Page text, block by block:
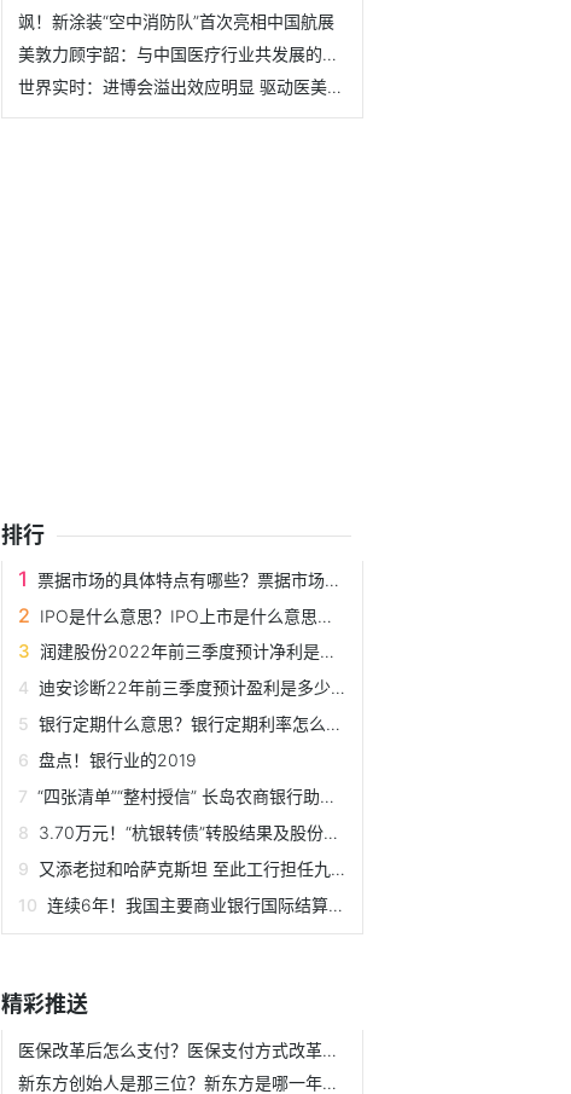
飒！新涂装“空中消防队”首次亮相中国航展
美敦力顾宇韶：与中国医疗行业共发展的决心始终坚定
世界实时：进博会溢出效应明显 驱动医美行业共享前沿科技成果
排行
票据市场的具体特点有哪些？票据市场种类有哪些？
IPO是什么意思？IPO上市是什么意思？IPO与上市的区别？
润建股份2022年前三季度预计净利是多少？润建股份的主营业务...
迪安诊断22年前三季度预计盈利是多少？迪安诊断主要业务是什么？
银行定期什么意思？银行定期利率怎么算？银行定期可以提前取...
盘点！银行业的2019
“四张清单”“整村授信” 长岛农商银行助力海带产业发展
3.70万元！“杭银转债”转股结果及股份变动情况公布
又添老挝和哈萨克斯坦 至此工行担任九国人民币清算行
连续6年！我国主要商业银行国际结算规模突破10万亿美元
精彩推送
医保改革后怎么支付？医保支付方式改革影响有哪些？
新东方创始人是那三位？新东方是哪一年成立的？